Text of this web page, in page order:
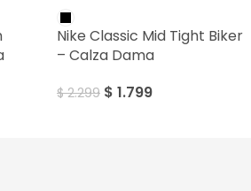
Nike Classic Mid Tight Biker
– Calza Dama
$2.299 $ 1.799